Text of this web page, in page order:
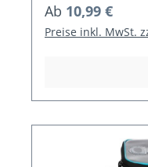
Regulärer Preis:
Ab 10,99 €
Preise inkl. MwSt.